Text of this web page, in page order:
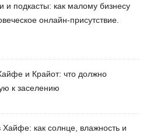
и подкасты: как малому бизнесу
онлайн-присутствие.
и Крайот: что должно
к заселению
Хайфе: как солнце, влажность и